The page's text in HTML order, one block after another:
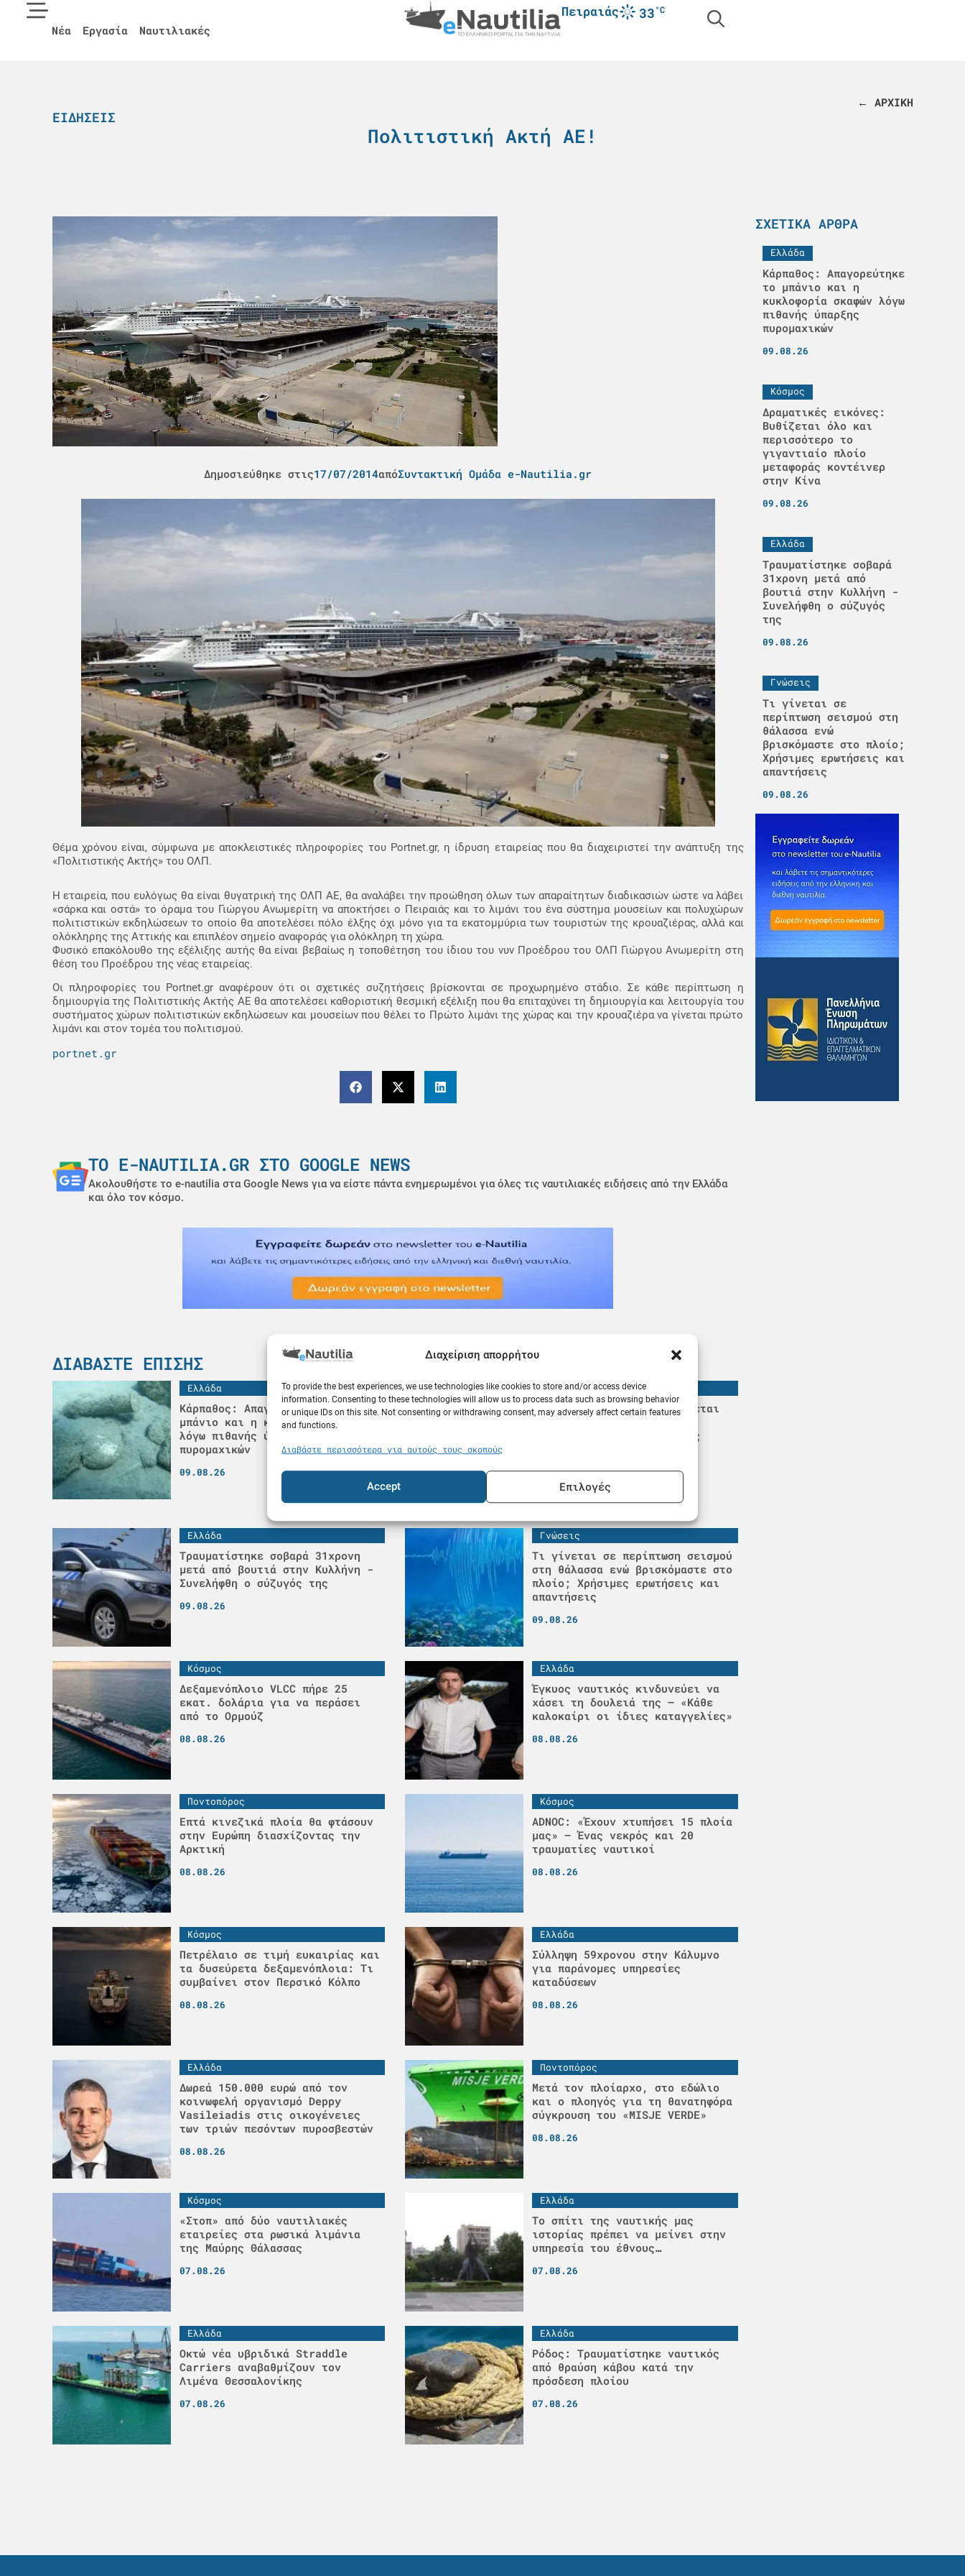
Διαχείριση απορρήτου
To provide the best experiences, we use technologies like cookies to store and/or access device
information. Consenting to these technologies will allow us to process data such as browsing behavior
or unique IDs on this site. Not consenting or withdrawing consent, may adversely affect certain features
and functions.
Διαβάστε περισσότερα για αυτούς τους σκοπούς
Accept Επιλογές
Νέα Εργασία Ναυτιλιακές
Πειραιάς 33°C
← ΑΡΧΙΚΗ
ΕΙΔΉΣΕΙΣ
Πολιτιστική Ακτή ΑΕ!
Δημοσιεύθηκε στις17/07/2014απόΣυντακτική Ομάδα e-Nautilia.gr
Θέμα χρόνου είναι, σύμφωνα με αποκλειστικές πληροφορίες του Portnet.gr, η ίδρυση εταιρείας που θα διαχειριστεί την ανάπτυξη της
«Πολιτιστικής Ακτής» του ΟΛΠ.
Η εταιρεία, που ευλόγως θα είναι θυγατρική της ΟΛΠ ΑΕ, θα αναλάβει την προώθηση όλων των απαραίτητων διαδικασιών ώστε να λάβει
«σάρκα και οστά» το όραμα του Γιώργου Ανωμερίτη να αποκτήσει ο Πειραιάς και το λιμάνι του ένα σύστημα μουσείων και πολυχώρων
πολιτιστικών εκδηλώσεων το οποίο θα αποτελέσει πόλο έλξης όχι μόνο για τα εκατομμύρια των τουριστών της κρουαζιέρας, αλλά και
ολόκληρης της Αττικής και επιπλέον σημείο αναφοράς για ολόκληρη τη χώρα.
Φυσικό επακόλουθο της εξέλιξης αυτής θα είναι βεβαίως η τοποθέτηση του ίδιου του νυν Προέδρου του ΟΛΠ Γιώργου Ανωμερίτη στη
θέση του Προέδρου της νέας εταιρείας.
Οι πληροφορίες του Portnet.gr αναφέρουν ότι οι σχετικές συζητήσεις βρίσκονται σε προχωρημένο στάδιο. Σε κάθε περίπτωση η
δημιουργία της Πολιτιστικής Ακτής ΑΕ θα αποτελέσει καθοριστική θεσμική εξέλιξη που θα επιταχύνει τη δημιουργία και λειτουργία του
συστήματος χώρων πολιτιστικών εκδηλώσεων και μουσείων που θέλει το Πρώτο λιμάνι της χώρας και την κρουαζιέρα να γίνεται πρώτο
λιμάνι και στον τομέα του πολιτισμού.
portnet.gr
ΤΟ E-NAUTILIA.GR ΣΤΟ GOOGLE NEWS
Ακολουθήστε το e-nautilia στα Google News για να είστε πάντα ενημερωμένοι για όλες τις ναυτιλιακές ειδήσεις από την Ελλάδα
και όλο τον κόσμο.
ΔΙΑΒΆΣΤΕ ΕΠΊΣΗΣ
Ελλάδα
Κάρπαθος: Απαγορεύτηκε το
μπάνιο και η κυκλοφορία σκαφών
λόγω πιθανής ύπαρξης
πυρομαχικών
09.08.26
Κόσμος
Δραματικές εικόνες: Βυθίζεται
γιγαντιαίο πλοίο μεταφοράς
09.08.26
Ελλάδα
Τραυματίστηκε σοβαρά 31χρονη
μετά από βουτιά στην Κυλλήνη -
Συνελήφθη ο σύζυγός της
09.08.26
Γνώσεις
Τι γίνεται σε περίπτωση σεισμού
στη θάλασσα ενώ βρισκόμαστε στο
πλοίο; Χρήσιμες ερωτήσεις και
απαντήσεις
09.08.26
Κόσμος
Δεξαμενόπλοιο VLCC πήρε 25
εκατ. δολάρια για να περάσει
από το Ορμούζ
08.08.26
Ελλάδα
Έγκυος ναυτικός κινδυνεύει να
χάσει τη δουλειά της – «Κάθε
καλοκαίρι οι ίδιες καταγγελίες»
08.08.26
Ποντοπόρος
Επτά κινεζικά πλοία θα φτάσουν
στην Ευρώπη διασχίζοντας την
Αρκτική
08.08.26
Κόσμος
ADNOC: «Έχουν χτυπήσει 15 πλοία
μας» – Ένας νεκρός και 20
τραυματίες ναυτικοί
08.08.26
Κόσμος
Πετρέλαιο σε τιμή ευκαιρίας και
τα δυσεύρετα δεξαμενόπλοια: Τι
συμβαίνει στον Περσικό Κόλπο
08.08.26
Ελλάδα
Σύλληψη 59χρονου στην Κάλυμνο
για παράνομες υπηρεσίες
καταδύσεων
08.08.26
Ελλάδα
Δωρεά 150.000 ευρώ από τον
κοινωφελή οργανισμό Deppy
Vasileiadis στις οικογένειες
των τριών πεσόντων πυροσβεστών
08.08.26
Ποντοπόρος
Μετά τον πλοίαρχο, στο εδώλιο
και ο πλοηγός για τη θανατηφόρα
σύγκρουση του «MISJE VERDE»
08.08.26
Κόσμος
«Στοπ» από δύο ναυτιλιακές
εταιρείες στα ρωσικά λιμάνια
της Μαύρης Θάλασσας
07.08.26
Ελλάδα
Το σπίτι της ναυτικής μας
ιστορίας πρέπει να μείνει στην
υπηρεσία του έθνους…
07.08.26
Ελλάδα
Οκτώ νέα υβριδικά Straddle
Carriers αναβαθμίζουν τον
Λιμένα Θεσσαλονίκης
07.08.26
Ελλάδα
Ρόδος: Τραυματίστηκε ναυτικός
από θραύση κάβου κατά την
πρόσδεση πλοίου
07.08.26
ΣΧΕΤΙΚΆ ΆΡΘΡΑ
Ελλάδα
Κάρπαθος: Απαγορεύτηκε
το μπάνιο και η
κυκλοφορία σκαφών λόγω
πιθανής ύπαρξης
πυρομαχικών
09.08.26
Κόσμος
Δραματικές εικόνες:
Βυθίζεται όλο και
περισσότερο το
γιγαντιαίο πλοίο
μεταφοράς κοντέινερ
στην Κίνα
09.08.26
Ελλάδα
Τραυματίστηκε σοβαρά
31χρονη μετά από
βουτιά στην Κυλλήνη -
Συνελήφθη ο σύζυγός
της
09.08.26
Γνώσεις
Τι γίνεται σε
περίπτωση σεισμού στη
θάλασσα ενώ
βρισκόμαστε στο πλοίο;
Χρήσιμες ερωτήσεις και
απαντήσεις
09.08.26